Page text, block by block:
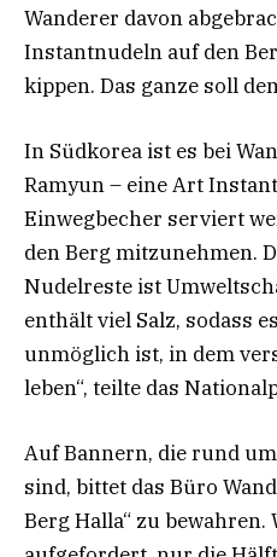
Wanderer davon
Instantnudeln auf den
kippen. Das ganze soll
In Südkorea ist es bei
Ramyun – eine Art
Einwegbecher serviert
den Berg mitzunehmen.
Nudelreste ist
enthält viel Salz, sodass
unmöglich ist, in dem
leben“, teilte das
Auf Bannern, die rund
sind, bittet das Büro
Berg Halla“ zu